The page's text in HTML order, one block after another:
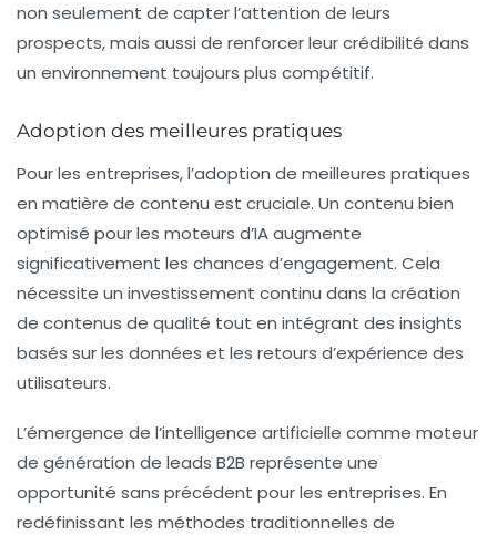
non seulement de capter l’attention de leurs
prospects, mais aussi de renforcer leur crédibilité dans
un environnement toujours plus compétitif.
Adoption des meilleures pratiques
Pour les entreprises, l’adoption de meilleures pratiques
en matière de contenu est cruciale. Un contenu bien
optimisé pour les moteurs d’IA augmente
significativement les chances d’engagement. Cela
nécessite un investissement continu dans la création
de contenus de qualité tout en intégrant des insights
basés sur les données et les retours d’expérience des
utilisateurs.
L’émergence de l’intelligence artificielle comme moteur
de génération de leads B2B représente une
opportunité sans précédent pour les entreprises. En
redéfinissant les méthodes traditionnelles de